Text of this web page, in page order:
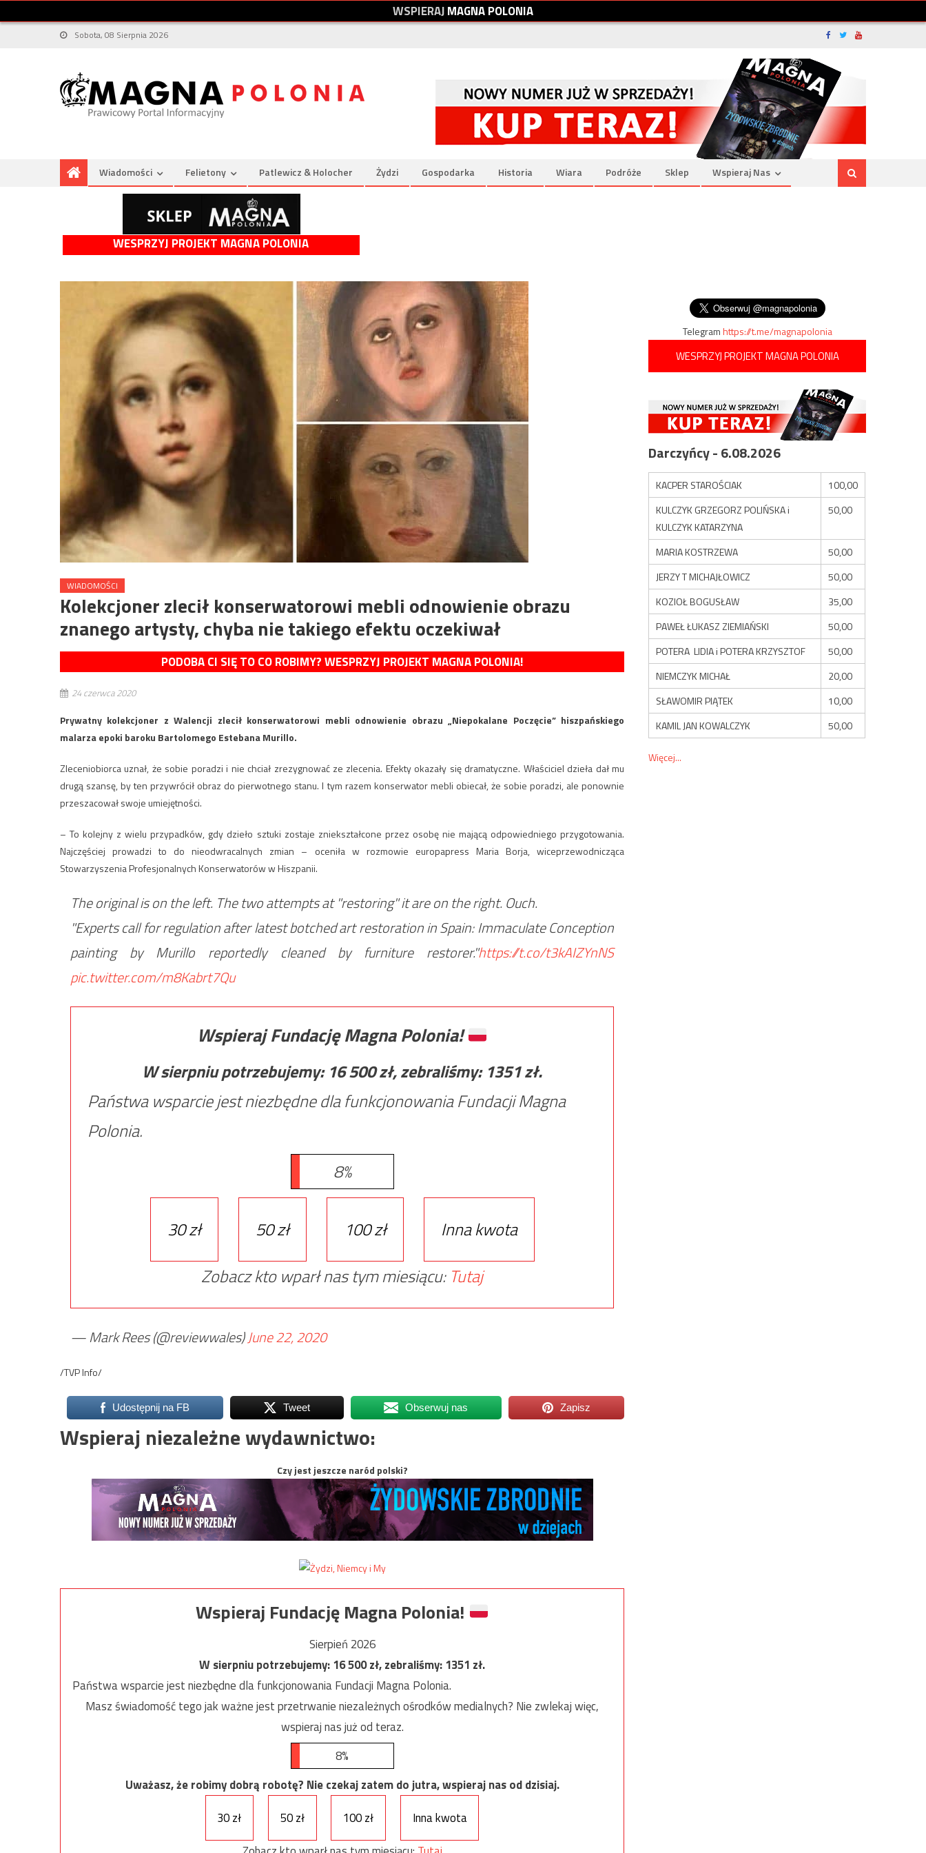
WSPIERAJMAGNAPOLONIA
Sobota, 08 Sierpnia 2026
Wiadomości Felietony Patlewicz & Holocher Żydzi Gospodarka Historia Wiara Podróże Sklep Wspieraj Nas
WESPRZYJ PROJEKT MAGNA POLONIA
WIADOMOŚCI
Kolekcjoner zlecił konserwatorowi mebli odnowienie obrazu
znanego artysty, chyba nie takiego efektu oczekiwał
PODOBA CI SIĘ TO CO ROBIMY? WESPRZYJ PROJEKT MAGNA POLONIA!
24 czerwca 2020
Prywatny kolekcjoner z Walencji zlecił konserwatorowi mebli odnowienie obrazu „Niepokalane Poczęcie” hiszpańskiego
malarza epoki baroku Bartolomego Estebana Murillo.
Zleceniobiorca uznał, że sobie poradzi i nie chciał zrezygnować ze zlecenia. Efekty okazały się dramatyczne. Właściciel dzieła dał mu
drugą szansę, by ten przywrócił obraz do pierwotnego stanu. I tym razem konserwator mebli obiecał, że sobie poradzi, ale ponownie
przeszacował swoje umiejętności.
– To kolejny z wielu przypadków, gdy dzieło sztuki zostaje zniekształcone przez osobę nie mającą odpowiedniego przygotowania.
Najczęściej prowadzi to do nieodwracalnych zmian – oceniła w rozmowie europapress Maria Borja, wiceprzewodnicząca
Stowarzyszenia Profesjonalnych Konserwatorów w Hiszpanii.
The original is on the left. The two attempts at "restoring" it are on the right. Ouch.
"Experts call for regulation after latest botched art restoration in Spain: Immaculate Conception
painting by Murillo reportedly cleaned by furniture restorer."https://t.co/t3kAIZYnNS
pic.twitter.com/m8Kabrt7Qu
Wspieraj Fundację Magna Polonia!
W sierpniu potrzebujemy: 16 500zł, zebraliśmy: 1351zł.
Państwa wsparcie jest niezbędne dla funkcjonowania Fundacji Magna
Polonia.
8%
30 zł 50 zł 100 zł
Inna kwota
Zobacz kto wparł nas tym miesiącu: Tutaj
— Mark Rees (@reviewwales)June 22, 2020
/TVP Info/
Udostępnij na FB Tweet Obserwuj nas Zapisz
Wspieraj niezależne wydawnictwo:
Czy jest jeszcze naród polski?
Wspieraj Fundację Magna Polonia!
Sierpień 2026
W sierpniu potrzebujemy:16 500zł, zebraliśmy:1351 zł.
Państwa wsparcie jest niezbędne dla funkcjonowania Fundacji Magna Polonia.
Masz świadomość tego jak ważne jest przetrwanie niezależnych ośrodków medialnych? Nie zwlekaj więc,
wspieraj nas już od teraz.
8%
Uważasz, że robimy dobrą robotę? Nie czekaj zatem do jutra, wspieraj nas od dzisiaj.
30 zł
50 zł 100 zł
Inna kwota
Telegramhttps://t.me/magnapolonia
WESPRZYJ PROJEKT MAGNA POLONIA
Darczyńcy - 6.08.2026
KACPER STAROŚCIAK
100,00
KULCZYK GRZEGORZ POLIŃSKA i
KULCZYK KATARZYNA
50,00
MARIA KOSTRZEWA
50,00
JERZY T MICHAJŁOWICZ
50,00
KOZIOŁ BOGUSŁAW
35,00
PAWEŁ ŁUKASZ ZIEMIAŃSKI
50,00
POTERA LIDIA i POTERA KRZYSZTOF
50,00
NIEMCZYK MICHAŁ
20,00
SŁAWOMIR PIĄTEK
10,00
KAMIL JAN KOWALCZYK
50,00
Więcej...